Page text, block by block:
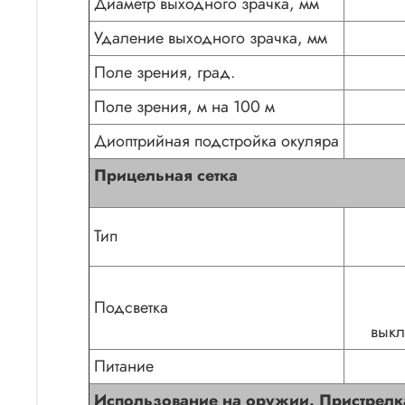
Удаление выходного зрачка, мм
Поле зрения, град.
Поле зрения, м на 100 м
Диоптрийная подстройка окуляра
Прицельная сетка
Тип
Подсветка
Питание